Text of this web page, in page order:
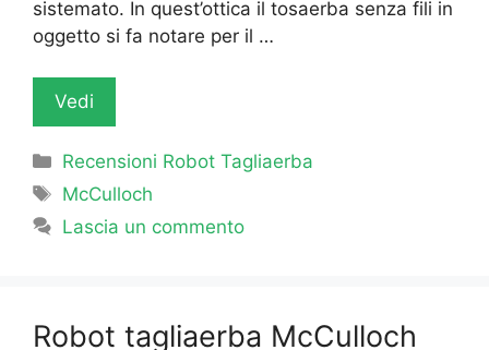
sistemato. In quest’ottica il tosaerba senza fili in
oggetto si fa notare per il …
Vedi
Categorie
Recensioni Robot Tagliaerba
Tag
McCulloch
Lascia un commento
Robot tagliaerba McCulloch